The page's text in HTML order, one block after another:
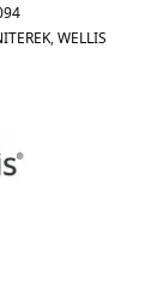
,WELLIS